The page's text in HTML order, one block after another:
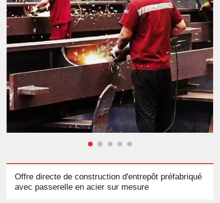
Offre directe de construction d'entrepôt préfabriqué
avec passerelle en acier sur mesure